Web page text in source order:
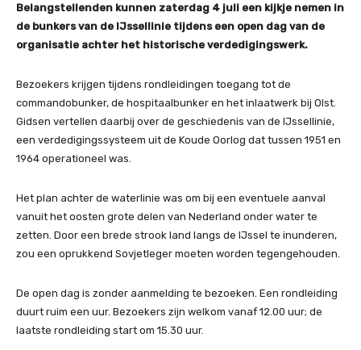
Belangstellenden kunnen zaterdag 4 juli een kijkje nemen in
de bunkers van de IJssellinie tijdens een open dag van de
organisatie achter het historische verdedigingswerk.
Bezoekers krijgen tijdens rondleidingen toegang tot de
commandobunker, de hospitaalbunker en het inlaatwerk bij Olst.
Gidsen vertellen daarbij over de geschiedenis van de IJssellinie,
een verdedigingssysteem uit de Koude Oorlog dat tussen 1951 en
1964 operationeel was.
Het plan achter de waterlinie was om bij een eventuele aanval
vanuit het oosten grote delen van Nederland onder water te
zetten. Door een brede strook land langs de IJssel te inunderen,
zou een oprukkend Sovjetleger moeten worden tegengehouden.
De open dag is zonder aanmelding te bezoeken. Een rondleiding
duurt ruim een uur. Bezoekers zijn welkom vanaf 12.00 uur; de
laatste rondleiding start om 15.30 uur.